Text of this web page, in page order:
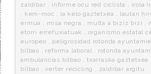
zaldibar , informe ocu red ciclista , irola
, kem-moc , la kelo gaztetxea , lautan
ermua , misa negra , multa a biziz bizi ,
etorri errefuxiatuak , organismo estatal
europeo , peligrosidad rotonda
bilbao , reforma laboral , rotonda
ambulancias bilbao ,txarraska gaztetxea
bilbao ,verter recicling , zaldibar argitu